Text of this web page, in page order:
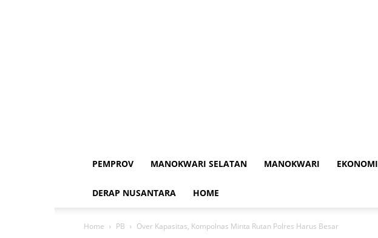
PEMPROV MANOKWARI SELATAN MANOKWARI EKONOMI
DERAP NUSANTARA HOME
Home PB Over Kapasitas, Kompolnas Minta Rutan Polres Harus Besar